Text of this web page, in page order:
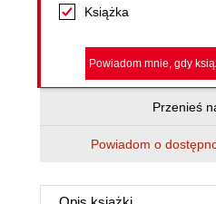
Książka
Powiadom mnie, gdy
Przenieś
Powiadom o